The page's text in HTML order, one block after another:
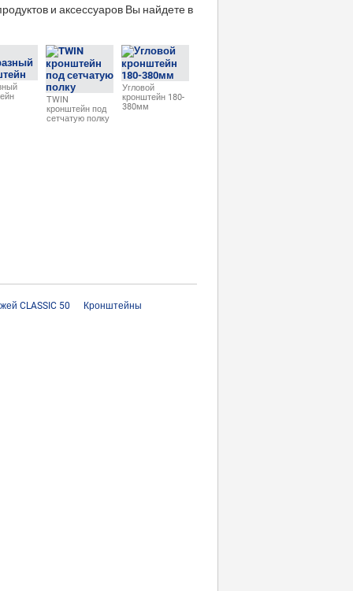
и аксессуаров Вы найдете в
TWIN
кронштейн под
сетчатую полку
Угловой
кронштейн 180-
380мм
CLASSIC 50
Кронштейны